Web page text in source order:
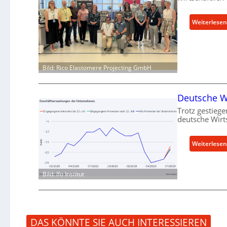
k
r
in
Bild: Rico Elastomere Projecting GmbH
Weiterlesen:
Bild: Ifo Institut
Deutsche
Trotz
deutsche
Weiterlesen:
DAS KÖNNTE SIE AUCH INTERESSIEREN